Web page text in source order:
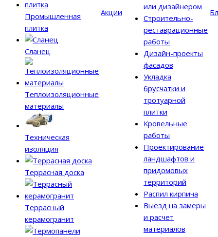
Промышленная
плитка
Сланец
Теплоизоляционные
материалы
Техническая
изоляция
Террасная доска
Террасный
керамогранит
Акции
или дизайнером
Строительно-
реставрационные
работы
Дизайн-проекты
фасадов
Укладка
брусчатки и
тротуарной
плитки
Кровельные
работы
Проектирование
ландшафтов и
придомовых
территорий
Распил кирпича
Выезд на замеры
и расчет
материалов